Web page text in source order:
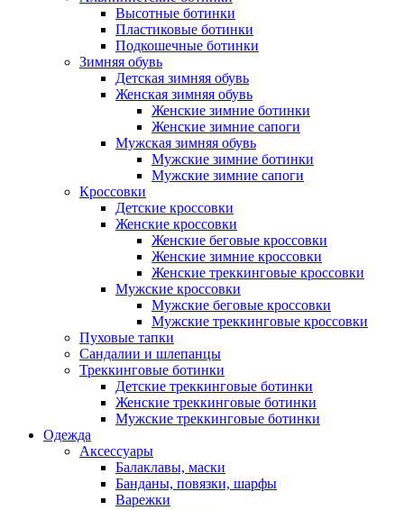
Высотные ботинки
Пластиковые ботинки
Подкошечные ботинки
Зимняя обувь
Детская зимняя обувь
Женская зимняя обувь
Женские зимние ботинки
Женские зимние сапоги
Мужская зимняя обувь
Мужские зимние ботинки
Мужские зимние сапоги
Кроссовки
Детские кроссовки
Женские кроссовки
Женские беговые кроссовки
Женские зимние кроссовки
Женские треккинговые кроссовки
Мужские кроссовки
Мужские беговые кроссовки
Мужские треккинговые кроссовки
Пуховые тапки
Сандалии и шлепанцы
Треккинговые ботинки
Детские треккинговые ботинки
Женские треккинговые ботинки
Мужские треккинговые ботинки
Одежда
Аксессуары
Балаклавы, маски
Банданы, повязки, шарфы
Варежки